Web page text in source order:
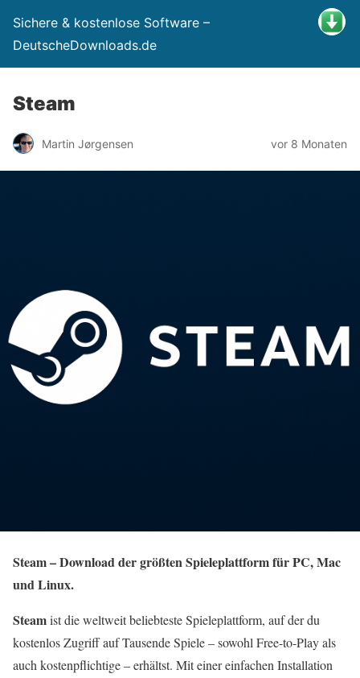
Sichere & kostenlose Software –
DeutscheDownloads.de
Steam
Martin Jørgensen vor 8 Monaten
Steam – Download der größten Spieleplattform für PC, Mac
und Linux.
Steamist die weltweit beliebteste Spieleplattform, auf der du
kostenlos Zugriff auf Tausende Spiele – sowohl Free-to-Play als
auch kostenpflichtige – erhältst. Mit einer einfachen Installation